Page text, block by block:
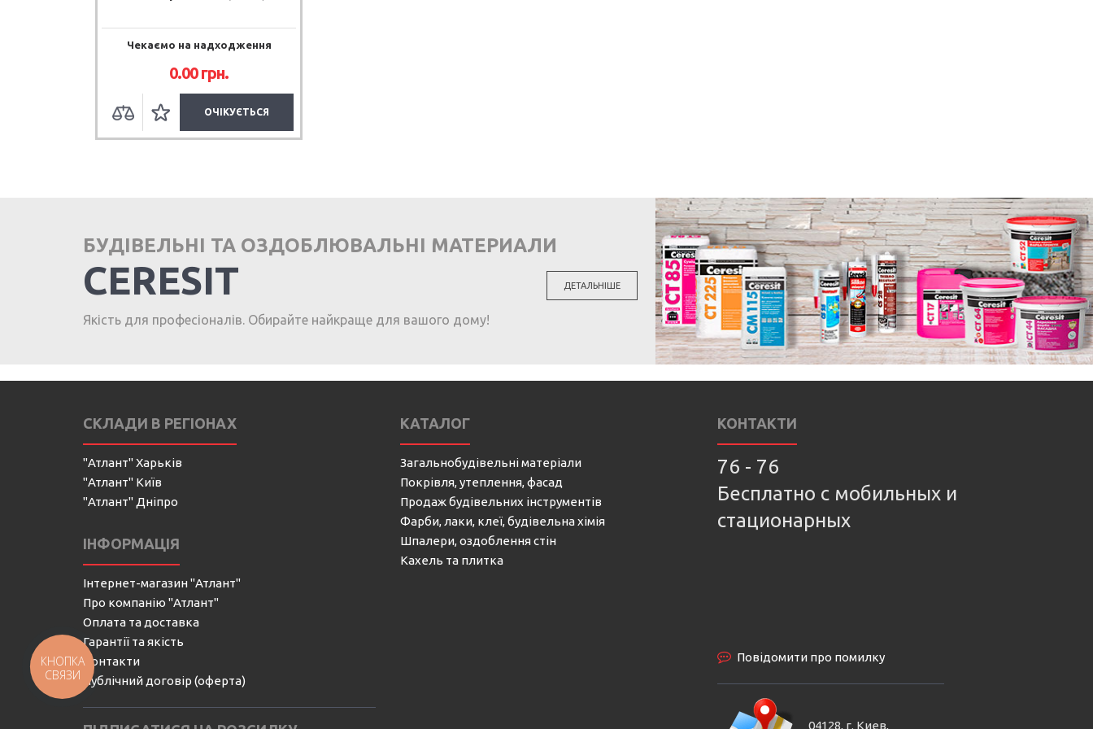
Чекаємо на надходження
0.00 грн.
ОЧІКУЄТЬСЯ
БУДІВЕЛЬНІ ТА ОЗДОБЛЮВАЛЬНІ МАТЕРИАЛИ
CERESIT
Якість для професіоналів. Обирайте найкраще для вашого дому!
ДЕТАЛЬНІШЕ
СКЛАДИ В РЕГІОНАХ
"Атлант" Харьків
"Атлант" Київ
"Атлант" Дніпро
ІНФОРМАЦІЯ
Інтернет-магазин "Атлант"
Про компанію "Атлант"
Оплата та доставка
Гарантії та якість
Контакти
Публічний договір (оферта)
КАТАЛОГ
Загальнобудівельні матеріали
Покрівля, утеплення, фасад
Продаж будівельних інструментів
Фарби, лаки, клеї, будівельна хімія
Шпалери, оздоблення стін
Кахель та плитка
КОНТАКТИ
76 - 76
Бесплатно с мобильных и
стационарных
Повідомити про помилку
04128, г. Киев,
КНОПКА
СВЯЗИ